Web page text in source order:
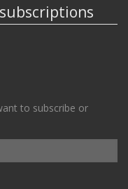
to subscribe or